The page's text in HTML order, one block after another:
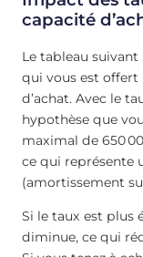
capacité
Le tableau
qui vous est
d’achat. Avec le
hypothèse que
maximal de 650
ce qui représente
(amortissement
Si le taux est plus
diminue, ce qui